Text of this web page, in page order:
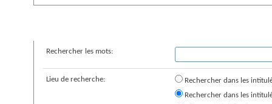
Rechercher les mots:
Lieu de recherche:
Rechercher dans les
Rechercher dans les